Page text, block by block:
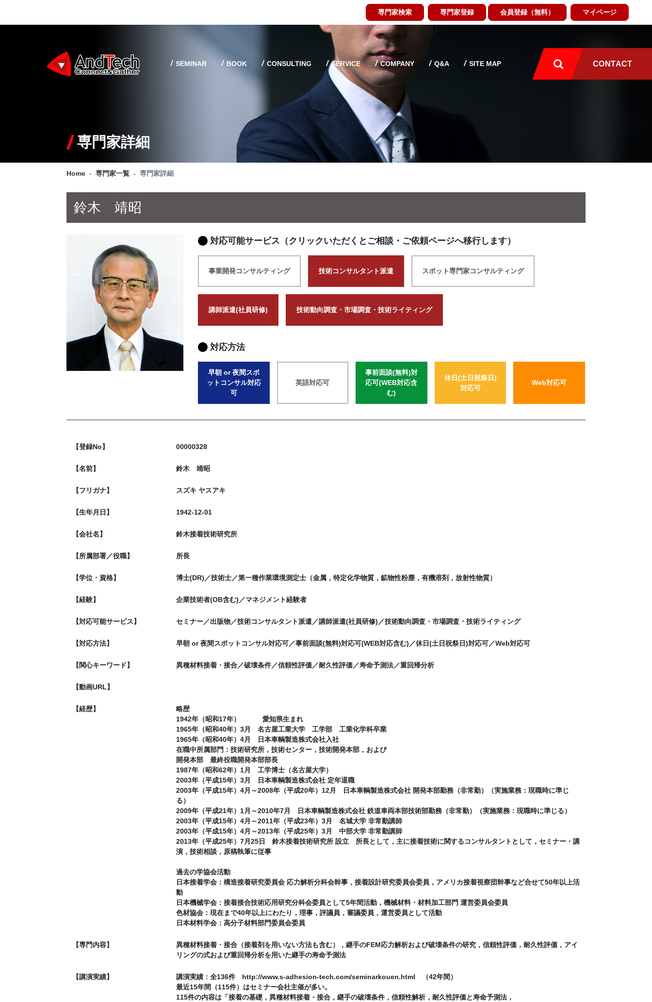
専門家検索 専門家登録 会員登録（無料） マイページ
SEMINAR BOOK CONSULTING SERVICE COMPANY Q&A SITE MAP CONTACT
専門家詳細
Home 専門家一覧 専門家詳細
鈴木 靖昭
対応可能サービス（クリックいただくとご相談・ご依頼ページへ移行します）
事業開発コンサルティング 技術コンサルタント派遣 スポット専門家コンサルティング
講師派遣(社員研修) 技術動向調査・市場調査・技術ライティング
対応方法
早朝 or 夜間スポ
ットコンサル対応
可
英語対応可
事前面談(無料)対
応可(WEB対応含
む)
休日(土日祝祭日)
対応可
Web対応可
【登録No】 00000328
【名前】 鈴木 靖昭
【フリガナ】 スズキ ヤスアキ
【生年月日】 1942-12-01
【会社名】 鈴木接着技術研究所
【所属部署／役職】 所長
【学位・資格】 博士(DR)／技術士／第一種作業環境測定士（金属，特定化学物質，鉱物性粉塵，有機溶剤，放射性物質）
【経験】 企業技術者(OB含む)／マネジメント経験者
【対応可能サービス】 セミナー／出版物／技術コンサルタント派遣／講師派遣(社員研修)／技術動向調査・市場調査・技術ライティング
【対応方法】 早朝 or 夜間スポットコンサル対応可／事前面談(無料)対応可(WEB対応含む)／休日(土日祝祭日)対応可／Web対応可
【関心キーワード】 異種材料接着・接合／破壊条件／信頼性評価／耐久性評価／寿命予測法／重回帰分析
【動画URL】
【経歴】
略歴
1942年（昭和17年） 愛知県生まれ
1965年（昭和40年）3月 名古屋工業大学 工学部 工業化学科卒業
1965年（昭和40年）4月 日本車輌製造株式会社入社
在職中所属部門：技術研究所，技術センター，技術開発本部，および
開発本部 最終役職開発本部部長
1987年（昭和62年）1月 工学博士（名古屋大学）
2003年（平成15年）3月 日本車輌製造株式会社 定年退職
2003年（平成15年）4月～2008年（平成20年）12月 日本車輌製造株式会社 開発本部勤務（非常勤）（実施業務：現職時に準じ
る）
2009年（平成21年）1月～2010年7月 日本車輌製造株式会社 鉄道車両本部技術部勤務（非常勤）（実施業務：現職時に準じる）
2003年（平成15年）4月～2011年（平成23年）3月 名城大学 非常勤講師
2003年（平成15年）4月～2013年（平成25年）3月 中部大学 非常勤講師
2013年（平成25年）7月25日 鈴木接着技術研究所 設立 所長として，主に接着技術に関するコンサルタントとして，セミナー・講
演，技術相談，原稿執筆に従事
過去の学協会活動
日本接着学会：構造接着研究委員会 応力解析分科会幹事，接着設計研究委員会委員，アメリカ接着視察団幹事など合せて50年以上活
動
日本機械学会：接着接合技術応用研究分科会委員として5年間活動，機械材料・材料加工部門 運営委員会委員
色材協会：現在まで40年以上にわたり，理事，評議員，審議委員，運営委員として活動
日本材料学会：高分子材料部門委員会委員
【専門内容】
異種材料接着・接合（接着剤を用いない方法も含む），継手のFEM応力解析および破壊条件の研究，信頼性評価，耐久性評価，アイ
リングの式および重回帰分析を用いた継手の寿命予測法
【講演実績】
講演実績：全136件 http://www.s-adhesion-tech.com/seminarkouen.html （42年間）
最近15年間（115件）はセミナー会社主催が多い。
115件の内容は「接着の基礎，異種材料接着・接合，継手の破壊条件，信頼性解析，耐久性評価と寿命予測法，